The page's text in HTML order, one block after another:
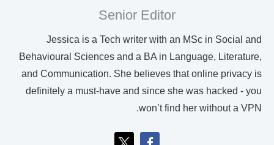
Senior Editor
Jessica is a Tech writer with an MSc in Social and
Behavioural Sciences and a BA in Language, Literature,
and Communication. She believes that online privacy is
definitely a must-have and since she was hacked - you
won’t find her without a VPN.